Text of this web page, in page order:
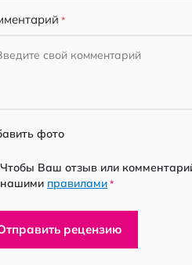
фото
Чтобы Ваш отзыв или
нашими правилами *
рецензию